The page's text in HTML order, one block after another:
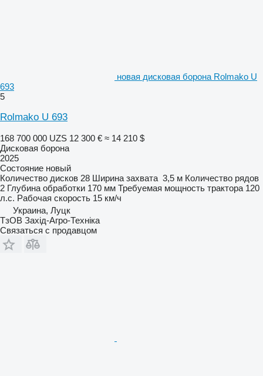
новая дисковая борона Rolmako U
693
5
Rolmako U 693
168 700 000 UZS 12 300 € ≈ 14 210 $
Дисковая борона
2025
Состояние новый
Количество дисков 28 Ширина захвата 3,5 м Количество рядов
2 Глубина обработки 170 мм Требуемая мощность трактора 120
л.с. Рабочая скорость 15 км/ч
Украина, Луцк
ТзОВ Захід-Агро-Техніка
Связаться с продавцом